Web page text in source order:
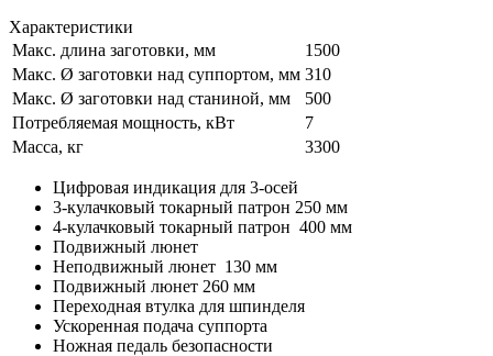
Характеристики
Макс. длина заготовки, мм
1500
Макс. Ø заготовки над суппортом, мм 310
Макс. Ø заготовки над станиной, мм
500
Потребляемая мощность, кВт
7
Масса, кг
3300
Цифровая индикация для 3-осей
3-кулачковый токарный патрон 250 мм
4-кулачковый токарный патрон 400 мм
Подвижный люнет
Неподвижный люнет 130 мм
Подвижный люнет 260 мм
Переходная втулка для шпинделя
Ускоренная подача суппорта
Ножная педаль безопасности